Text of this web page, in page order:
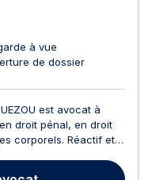
à vue
de dossier
est avocat à
droit pénal, en droit
corporels. Réactif et
une assistance